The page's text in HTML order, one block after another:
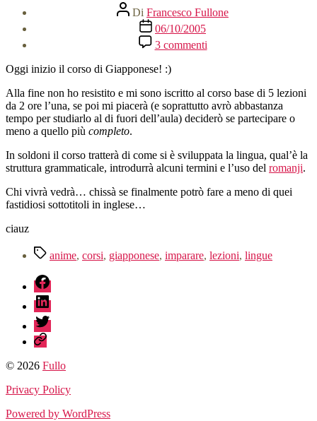
Autore
articolo
Di Francesco Fullone
Data
dell'articolo
06/10/2005
3 commentisu
Lezioni
Oggi inizio il corso di Giapponese! :)
Alla fine non ho resistito e mi sono iscritto al corso base di 5 lezioni
da 2 ore l’una, se poi mi piacerà (e soprattutto avrò abbastanza
tempo per studiarlo al di fuori dell’aula) deciderò se partecipare o
meno a quello più completo.
In soldoni il corso tratterà di come si è sviluppata la lingua, qual’è la
struttura grammaticale, introdurrà alcuni termini e l’uso del romanji.
Chi vivrà vedrà… chissà se finalmente potrò fare a meno di quei
fastidiosi sottotitoli in inglese…
ciauz
Tag anime, corsi, giapponese, imparare, lezioni, lingue
fb
linkedin
twitter
sessionize
© 2026 Fullo
Privacy Policy
Powered by WordPress